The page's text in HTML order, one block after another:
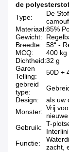
de
Type:
De
Materiaal:85%
Gewicht:
Breedte:
58“ -
MCQ:
400 kg
Dichtheid:32 g
Garen
Telling:
50D +
gebreid
type:
Design:
als uw
Monster: Vrij
Gebruik:
T-
Functie:
zacht,